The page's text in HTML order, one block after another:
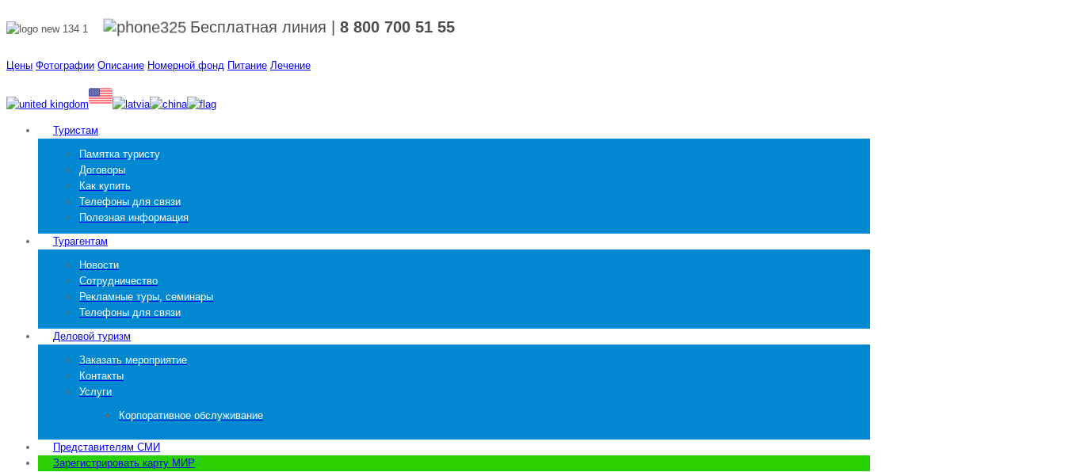
Бесплатная линия 8 800 700 51 55
Цены Фотографии Описание Номерной фонд Питание Лечение
Туристам
Памятка туристу
Договоры
Как купить
Телефоны для связи
Полезная информация
Турагентам
Новости
Сотрудничество
Рекламные туры, семинары
Телефоны для связи
Деловой туризм
Заказать мероприятие
Контакты
Услуги
Корпоративное обслуживание
Представителям СМИ
Зарегистрировать карту МИР